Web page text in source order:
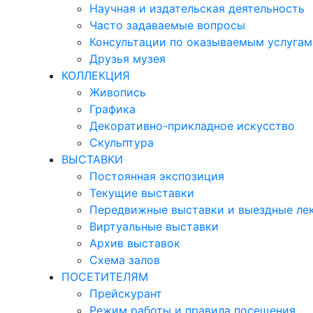
Научная и издательская деятельность
Часто задаваемые вопросы
Консультации по оказываемым услугам
Друзья музея
КОЛЛЕКЦИЯ
Живопись
Графика
Декоративно-прикладное искусство
Скульптура
ВЫСТАВКИ
Постоянная экспозиция
Текущие выставки
Передвижные выставки и выездные
Виртуальные выставки
Архив выставок
Схема залов
ПОСЕТИТЕЛЯМ
Прейскурант
Режим работы и правила посещения